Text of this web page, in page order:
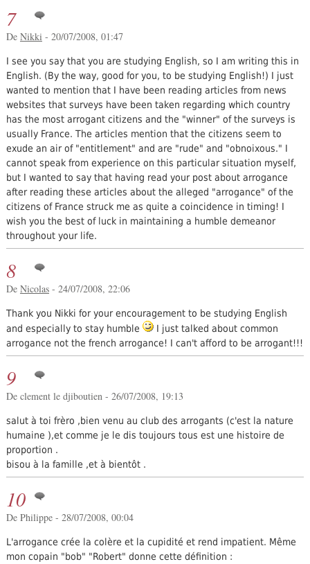
7
De Nikki - 20/07/2008, 01:47
I see you say that you are studying English, so I am writing this in
English. (By the way, good for you, to be studying English!) I just
wanted to mention that I have been reading articles from news
websites that surveys have been taken regarding which country
has the most arrogant citizens and the "winner" of the surveys is
usually France. The articles mention that the citizens seem to
exude an air of "entitlement" and are "rude" and "obnoixous." I
cannot speak from experience on this particular situation myself,
but I wanted to say that having read your post about arrogance
after reading these articles about the alleged "arrogance" of the
citizens of France struck me as quite a coincidence in timing! I
wish you the best of luck in maintaining a humble demeanor
throughout your life.
8
De Nicolas- 24/07/2008, 22:06
Thank you Nikki for your encouragement to be studying English
and especially to stay humble
I just talked about common
arrogance not the french arrogance! I can't afford to be arrogant!!!
9
De clement le djiboutien - 26/07/2008, 19:13
salut à toi frèro ,bien venu au club des arrogants (c'est la nature
humaine ),et comme je le dis toujours tous est une histoire de
proportion .
bisou à la famille ,et à bientôt .
10
De Philippe - 28/07/2008, 00:04
L'arrogance crée la colère et la cupidité et rend impatient. Même
mon copain "bob" "Robert" donne cette définition :